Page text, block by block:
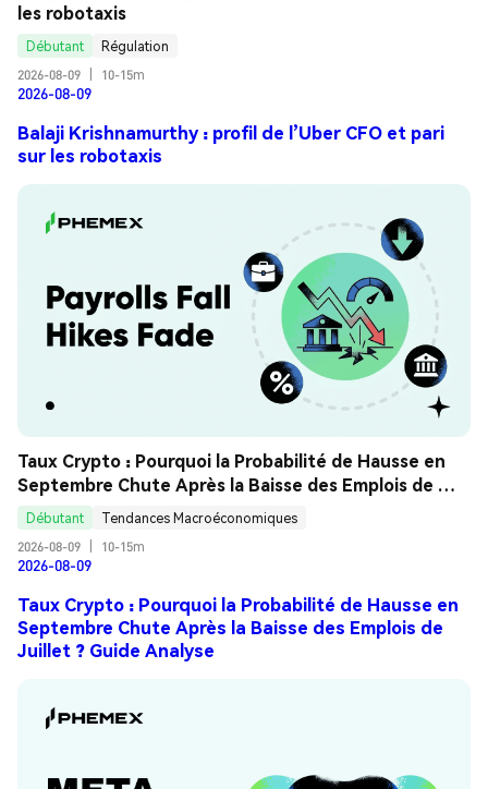
les robotaxis
Débutant
Régulation
2026-08-09
10-15m
2026-08-09
Balaji Krishnamurthy : profil de l’Uber CFO et pari
sur les robotaxis
Taux Crypto : Pourquoi la Probabilité de Hausse en
Septembre Chute Après la Baisse des Emplois de
Juillet ? Guide Analyse
Débutant
Tendances Macroéconomiques
2026-08-09
10-15m
2026-08-09
Taux Crypto : Pourquoi la Probabilité de Hausse en
Septembre Chute Après la Baisse des Emplois de
Juillet ? Guide Analyse